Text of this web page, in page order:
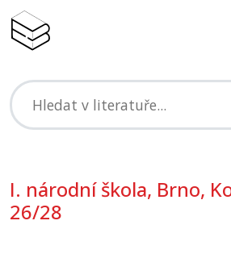
I. národní škola, Brno,
26/28